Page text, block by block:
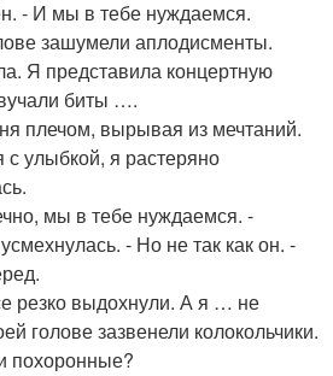
- И мы в тебе нуждаемся.
зашумели аплодисменты.
Я представила концертную
биты ….
плечом, вырывая из мечтаний.
улыбкой, я растеряно
мы в тебе нуждаемся. -
- Но не так как он. -
резко выдохнули. А я … не
голове зазвенели колокольчики.
похоронные?